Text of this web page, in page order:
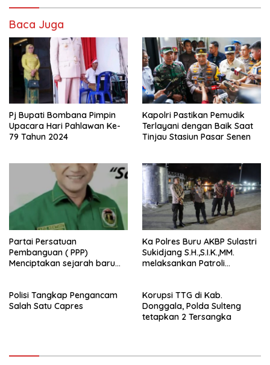
Baca Juga
Pj Bupati Bombana Pimpin
Upacara Hari Pahlawan Ke-
79 Tahun 2024
Kapolri Pastikan Pemudik
Terlayani dengan Baik Saat
Tinjau Stasiun Pasar Senen
Partai Persatuan
Pembanguan ( PPP)
Menciptakan sejarah baru
Buru (Namlea).
Ka Polres Buru AKBP Sulastri
Sukidjang S.H.,S.I.K.,MM.
melaksankan Patroli
Polisi Tangkap Pengancam
Salah Satu Capres
Korupsi TTG di Kab.
Donggala, Polda Sulteng
tetapkan 2 Tersangka